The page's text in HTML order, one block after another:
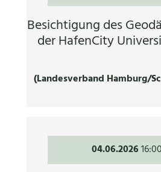
Besichtigung des
der HafenCity
(Landesverband Hamburg/
04.06.2026